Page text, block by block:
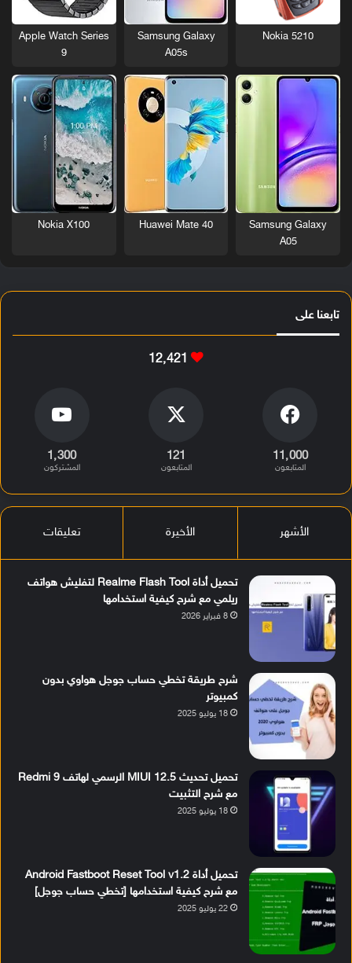
Nokia 5210
Samsung Galaxy
A05s
Apple Watch Series
9
Samsung Galaxy
A05
Huawei Mate 40
Nokia X100
تابعنا على
12٬421
11٬000
المتابعون
121
المتابعون
1٬300
المشتركون
الأشهر الأخيرة تعليقات
تحميل أداة Realme Flash Tool لتفليش هواتف
ريلمي مع شرح كيفية استخدامها
8 فبراير 2026
شرح طريقة تخطي حساب جوجل هواوي بدون
كمبيوتر
18 يوليو 2025
تحميل تحديث MIUI 12.5 الرسمي لهاتف Redmi 9
مع شرح التثبيت
18 يوليو 2025
تحميل أداة Android Fastboot Reset Tool v1.2
مع شرح كيفية استخدامها [تخطي حساب جوجل]
22 يوليو 2025